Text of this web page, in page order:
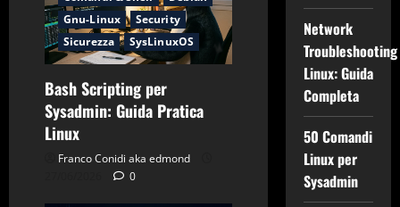
Gnu-Linux
Security
Sicurezza
SysLinuxOS
Bash Scripting per
Sysadmin: Guida Pratica
Linux
Franco Conidi aka edmond
0
Network
Troubleshooting
Linux: Guida
Completa
50 Comandi
Linux per
Sysadmin